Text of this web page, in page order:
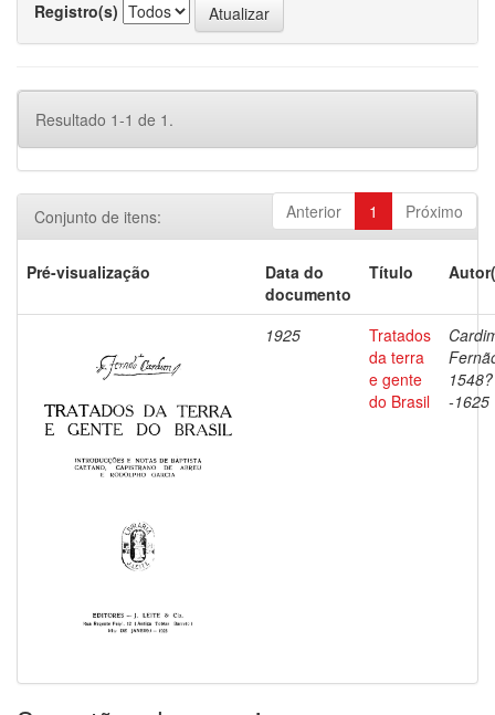
Registro(s)
Resultado 1-1 de 1.
Anterior 1 Próximo
Conjunto de itens:
Pré-visualização
Data do
documento
Título
1925
Tratados
da terra
e gente
do Brasil
1548?
-1625